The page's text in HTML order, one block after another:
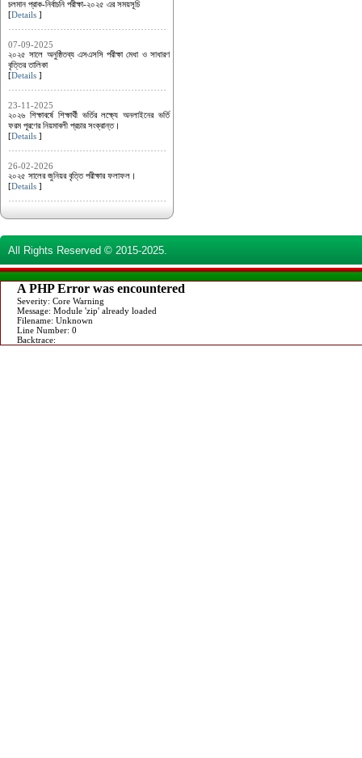
চলমান প্রাক-নির্বাচনি পরীক্ষা-২০২৫ এর সময়সূচি
[Details ]
07-09-2025
২০২৫ সালে অনুষ্ঠিতব্য এসএসসি পরীক্ষা মেধা ও সাধারণ
বৃত্তির তালিকা
[Details ]
23-11-2025
২০২৬ শিক্ষাবর্ষে শিক্ষার্থী ভর্তির লক্ষ্যে অনলাইনের ভর্তি
ফরম পূরণের নিয়মাবলী প্রচার সংক্রান্ত।
[Details ]
26-02-2026
২০২৫ সালের জুনিয়র বৃত্তি পরীক্ষার ফলাফল।
[Details ]
All Rights Reserved © 2015-2025.
A PHP Error was encountered
Severity: Core Warning
Message: Module 'zip' already loaded
Filename: Unknown
Line Number: 0
Backtrace: